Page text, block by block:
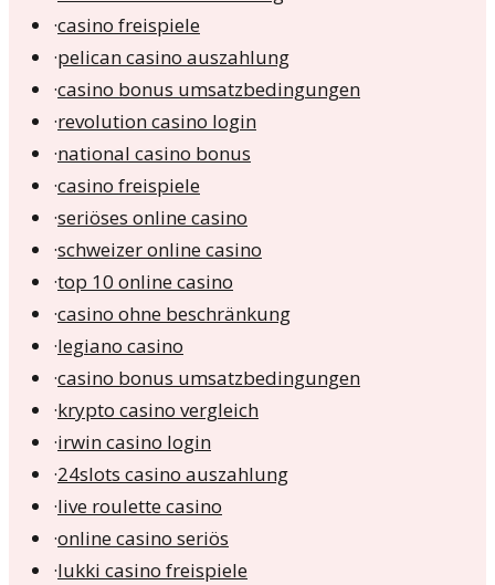
·casino freispiele
·pelican casino auszahlung
·casino bonus umsatzbedingungen
·revolution casino login
·national casino bonus
·casino freispiele
·seriöses online casino
·schweizer online casino
·top 10 online casino
·casino ohne beschränkung
·legiano casino
·casino bonus umsatzbedingungen
·krypto casino vergleich
·irwin casino login
·24slots casino auszahlung
·live roulette casino
·online casino seriös
·lukki casino freispiele